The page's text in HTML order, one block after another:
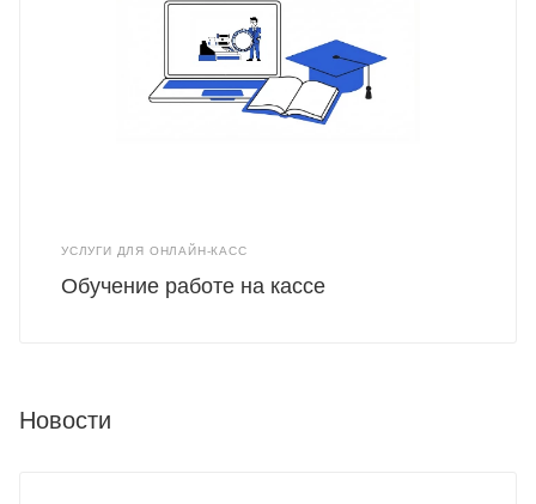
УСЛУГИ ДЛЯ ОНЛАЙН-КАСС
Обучение работе на кассе
Новости